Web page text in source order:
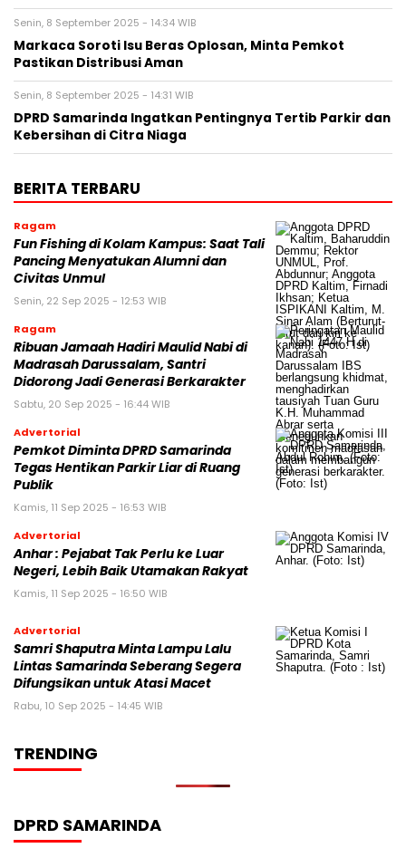
Senin, 8 September 2025 - 14:34 WIB
Markaca Soroti Isu Beras Oplosan, Minta Pemkot
Pastikan Distribusi Aman
Senin, 8 September 2025 - 14:31 WIB
DPRD Samarinda Ingatkan Pentingnya Tertib Parkir dan
Kebersihan di Citra Niaga
BERITA TERBARU
Ragam
Fun Fishing di Kolam Kampus: Saat Tali
Pancing Menyatukan Alumni dan
Civitas Unmul
Senin, 22 Sep 2025 - 12:53 WIB
Ragam
Ribuan Jamaah Hadiri Maulid Nabi di
Madrasah Darussalam, Santri
Didorong Jadi Generasi Berkarakter
Sabtu, 20 Sep 2025 - 16:44 WIB
Advertorial
Pemkot Diminta DPRD Samarinda
Tegas Hentikan Parkir Liar di Ruang
Publik
Kamis, 11 Sep 2025 - 16:53 WIB
Advertorial
Anhar : Pejabat Tak Perlu ke Luar
Negeri, Lebih Baik Utamakan Rakyat
Kamis, 11 Sep 2025 - 16:50 WIB
Advertorial
Samri Shaputra Minta Lampu Lalu
Lintas Samarinda Seberang Segera
Difungsikan untuk Atasi Macet
Rabu, 10 Sep 2025 - 14:45 WIB
TRENDING
DPRD SAMARINDA